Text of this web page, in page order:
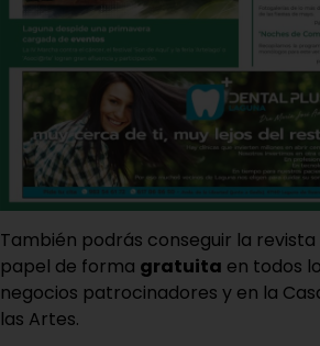
También podrás conseguir la revista
papel de forma gratuita en todos
negocios patrocinadores y en la
las Artes.